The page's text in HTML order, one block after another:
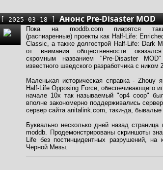
[ 2025-03-18 ]Анонс Pre-Disaster MOD
Пока на moddb.com пиарятся
(распиаренные) проекты как Half-Life:
Classic, а также долгострой Half-Life: Dark
от внимания общественности
скромным названием "Pre-Disaster
известного шведского разработчика с ником
Маленькая историческая справка - Zhouy
Half-Life Opposing Force, обеспечивающего
начале 10х так называемый "op4 coop"
вполне закономерно поддерживались
сервер сайта anitalink.com, таки-да, бывалые
Буквально несколько дней назад
moddb. Продемонстрированы скриншоты
Life без постинцидентных разрушений, на
Черной Мезы.